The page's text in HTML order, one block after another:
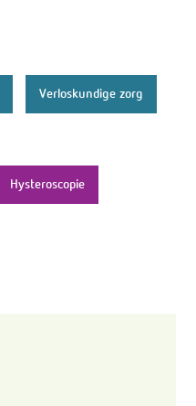
Verloskundige zorg
Hysteroscopie